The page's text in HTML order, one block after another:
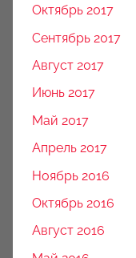
Октябрь 2017
Сентябрь 2017
Август 2017
Июнь 2017
Май 2017
Апрель 2017
Ноябрь 2016
Октябрь 2016
Август 2016